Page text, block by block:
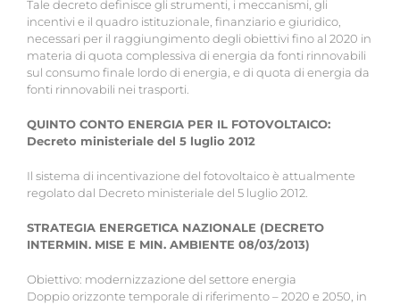
Tale decreto definisce gli strumenti, i meccanismi, gli
incentivi e il quadro istituzionale, finanziario e giuridico,
necessari per il raggiungimento degli obiettivi fino al 2020 in
materia di quota complessiva di energia da fonti rinnovabili
sul consumo finale lordo di energia, e di quota di energia da
fonti rinnovabili nei trasporti.
QUINTO CONTO ENERGIA PER IL FOTOVOLTAICO:
Decreto ministeriale del 5 luglio 2012
Il sistema di incentivazione del fotovoltaico è attualmente
regolato dal Decreto ministeriale del 5 luglio 2012.
STRATEGIA ENERGETICA NAZIONALE (DECRETO
INTERMIN. MISE E MIN. AMBIENTE 08/03/2013)
Obiettivo: modernizzazione del settore energia
Doppio orizzonte temporale di riferimento – 2020 e 2050, in